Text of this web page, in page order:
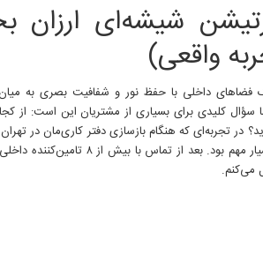
شیشه‌ای ارزان
واقعی)
داخلی با حفظ نور و شفافیت بصری به
سؤال کلیدی برای بسیاری از مشتریان این است: از
در تجربه‌ای که هنگام بازسازی دفتر کاری‌مان در
می‌کنم.